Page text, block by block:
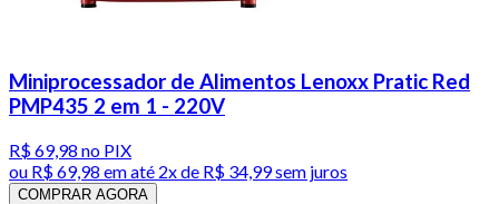
Miniprocessador de Alimentos Lenoxx Pratic Red
PMP435 2 em 1 - 220V
R$ 69,98 no PIX
ou R$ 69,98 em até 2x de R$ 34,99 sem juros
COMPRAR AGORA